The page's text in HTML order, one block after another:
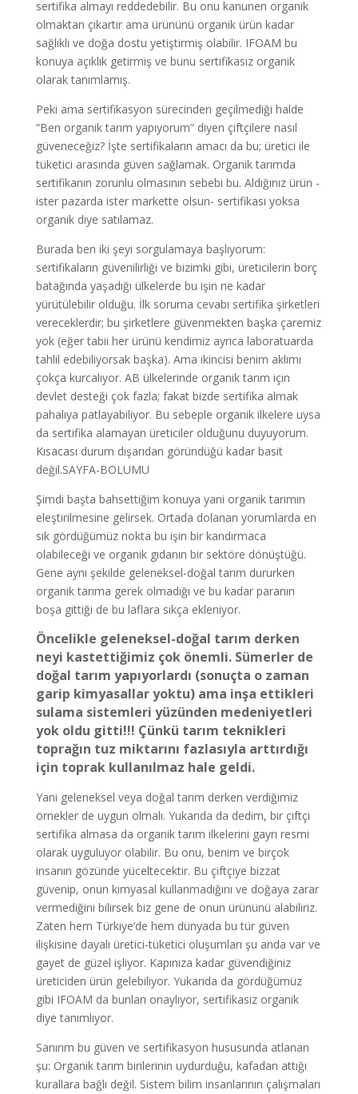
sertifika almayı reddedebilir. Bu onu kanunen organik
olmaktan çıkartır ama ürününü organik ürün kadar
sağlıklı ve doğa dostu yetiştirmiş olabilir. IFOAM bu
konuya açıklık getirmiş ve bunu sertifikasız organik
olarak tanımlamış.
Peki ama sertifikasyon sürecinden geçilmediği halde
“Ben organik tarım yapıyorum” diyen çiftçilere nasıl
güveneceğiz? İşte sertifikaların amacı da bu; üretici ile
tüketici arasında güven sağlamak. Organik tarımda
sertifikanın zorunlu olmasının sebebi bu. Aldığınız ürün -
ister pazarda ister markette olsun- sertifikası yoksa
organik diye satılamaz.
Burada ben iki şeyi sorgulamaya başlıyorum:
sertifikaların güvenilirliği ve bizimki gibi, üreticilerin borç
batağında yaşadığı ülkelerde bu işin ne kadar
yürütülebilir olduğu. İlk soruma cevabı sertifika şirketleri
vereceklerdir; bu şirketlere güvenmekten başka çaremiz
yok (eğer tabii her ürünü kendimiz ayrıca laboratuarda
tahlil edebiliyorsak başka). Ama ikincisi benim aklımı
çokça kurcalıyor. AB ülkelerinde organik tarım için
devlet desteği çok fazla; fakat bizde sertifika almak
pahalıya patlayabiliyor. Bu sebeple organik ilkelere uysa
da sertifika alamayan üreticiler olduğunu duyuyorum.
Kısacası durum dışarıdan göründüğü kadar basit
değil.SAYFA-BOLUMU
Şimdi başta bahsettiğim konuya yani organik tarımın
eleştirilmesine gelirsek. Ortada dolanan yorumlarda en
sık gördüğümüz nokta bu işin bir kandırmaca
olabileceği ve organik gıdanın bir sektöre dönüştüğü.
Gene aynı şekilde geleneksel-doğal tarım dururken
organik tarıma gerek olmadığı ve bu kadar paranın
boşa gittiği de bu laflara sıkça ekleniyor.
Öncelikle geleneksel-doğal tarım derken
neyi kastettiğimiz çok önemli. Sümerler de
doğal tarım yapıyorlardı (sonuçta o zaman
garip kimyasallar yoktu) ama inşa ettikleri
sulama sistemleri yüzünden medeniyetleri
yok oldu gitti!!! Çünkü tarım teknikleri
toprağın tuz miktarını fazlasıyla arttırdığı
için toprak kullanılmaz hale geldi.
Yani geleneksel veya doğal tarım derken verdiğimiz
örnekler de uygun olmalı. Yukarıda da dedim, bir çiftçi
sertifika almasa da organik tarım ilkelerini gayrı resmi
olarak uyguluyor olabilir. Bu onu, benim ve birçok
insanın gözünde yüceltecektir. Bu çiftçiye bizzat
güvenip, onun kimyasal kullanmadığını ve doğaya zarar
vermediğini bilirsek biz gene de onun ürününü alabiliriz.
Zaten hem Türkiye’de hem dünyada bu tür güven
ilişkisine dayalı üretici-tüketici oluşumları şu anda var ve
gayet de güzel işliyor. Kapınıza kadar güvendiğiniz
üreticiden ürün gelebiliyor. Yukarıda da gördüğümüz
gibi IFOAM da bunları onaylıyor, sertifikasız organik
diye tanımlıyor.
Sanırım bu güven ve sertifikasyon hususunda atlanan
şu: Organik tarım birilerinin uydurduğu, kafadan attığı
kurallara bağlı değil. Sistem bilim insanlarının çalışmaları